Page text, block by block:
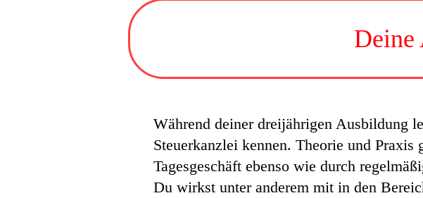
Deine
Während deiner dreijährigen Ausbildung
Steuerkanzlei kennen. Theorie und
Tagesgeschäft ebenso wie durch
Du wirkst unter anderem mit in den